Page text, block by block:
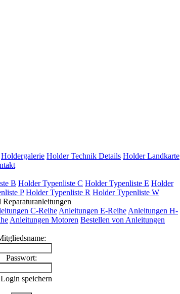
Holdergalerie Holder Technik Details Holder Landkarte
B Holder Typenliste C Holder Typenliste E Holder
P Holder Typenliste R Holder Typenliste W
C-Reihe Anleitungen E-Reihe Anleitungen H-
Anleitungen Motoren Bestellen von Anleitungen
Passwort:
Login speichern